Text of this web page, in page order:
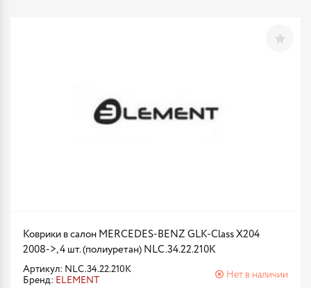
Коврики в салон MERCEDES-BENZ GLK-Class X204
2008->, 4 шт. (полиуретан) NLC.34.22.210K
Артикул: NLC.34.22.210K
Бренд: ELEMENT
Нет в наличии